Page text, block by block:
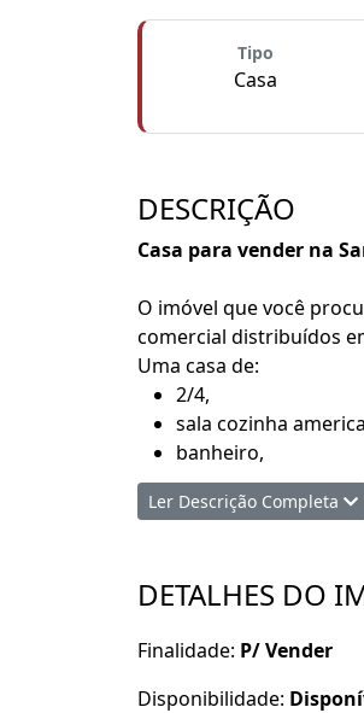
Tipo
Casa
DESCRIÇÃO
Casa para vender na
O imóvel que você
comercial distribuídos
Uma casa de:
2/4,
sala cozinha
banheiro,
área de serviço.
cozinha ampla,
área de serviço.
Casa primeiro andar
Ler Descrição Completa
DETALHES DO
Finalidade: P/ Vender
Disponibilidade: